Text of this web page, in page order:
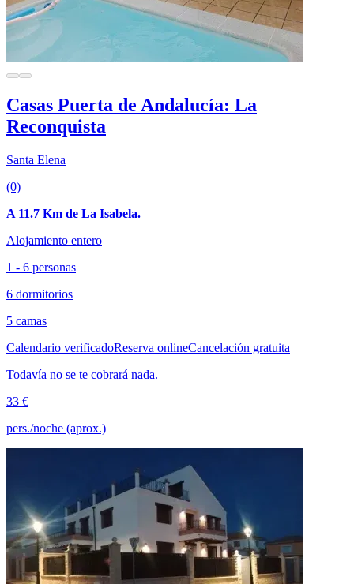
Casas Puerta de Andalucía: La
Reconquista
Santa Elena
(0)
A 11.7 Km de La Isabela.
Alojamiento entero
1 - 6 personas
6 dormitorios
5 camas
Calendario verificadoReserva onlineCancelación gratuita
Todavía no se te cobrará nada.
33 €
pers./noche (aprox.)